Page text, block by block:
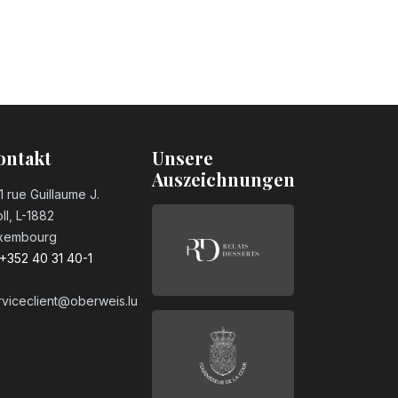
rue Guillaume J.
L-1882
+352 40 31 40-1
Unsere
Auszeichnungen